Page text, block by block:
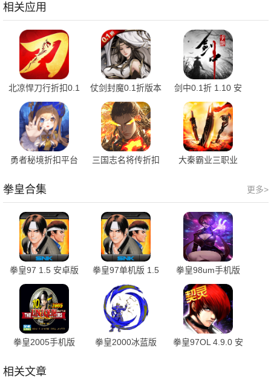
相关应用
北凉悍刀行折扣0.1
版本 1.98.2.003 最
新版
仗剑封魔0.1折版本
1.0.0 手机版
剑中0.1折 1.10 安
卓版
勇者秘境折扣平台
三国志名将传折扣
大秦霸业三职业
更多>
拳皇合集
拳皇97 1.5 安卓版
拳皇97单机版 1.5
安卓版
拳皇98um手机版
3.5.0 最新版
拳皇2005手机版
拳皇2000冰蓝版
拳皇97OL 4.9.0 安
相关文章